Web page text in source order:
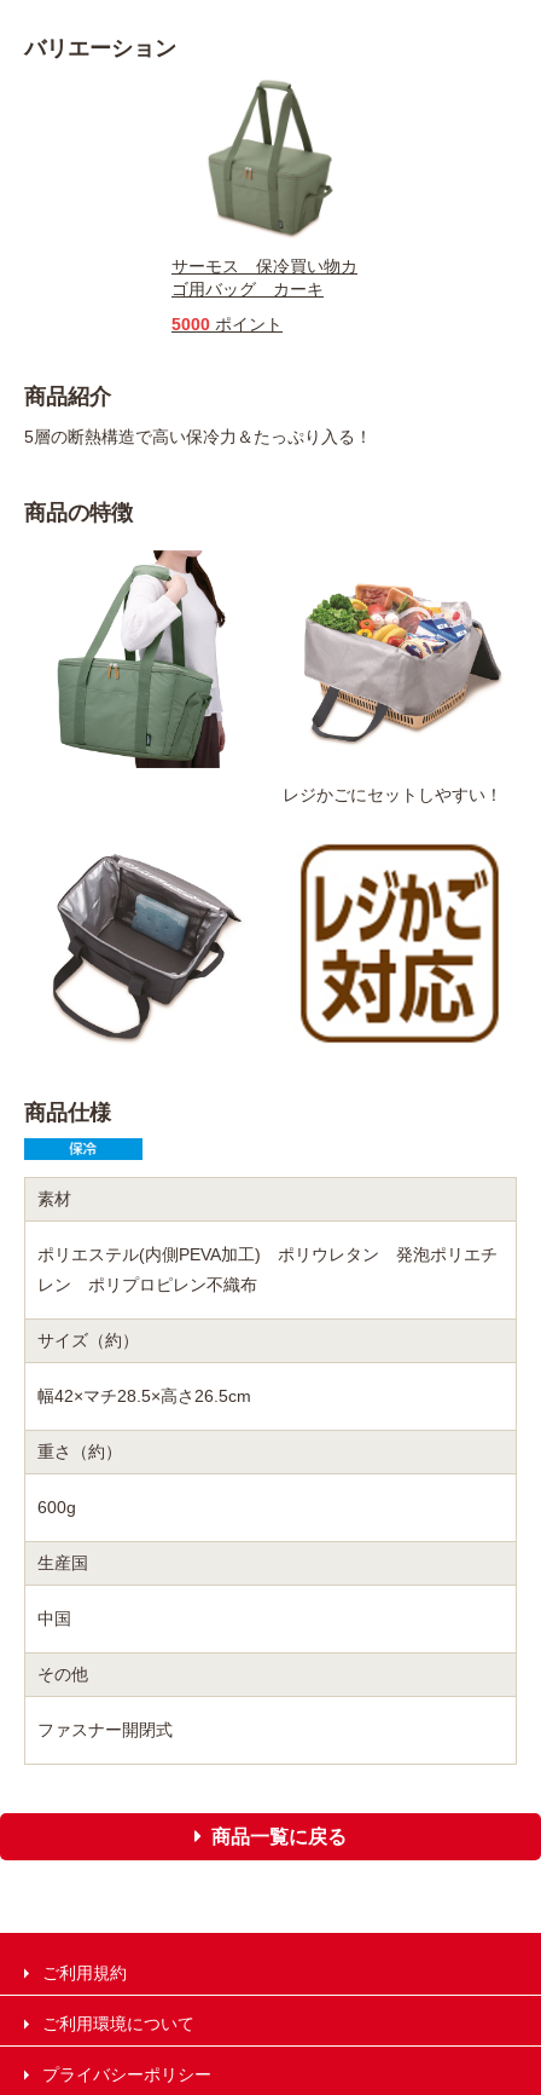
バリエーション
サーモス 保冷買い物カ
ゴ用バッグ カーキ
5000 ポイント
商品紹介
5層の断熱構造で高い保冷力＆たっぷり入る！
商品の特徴
レジかごにセットしやすい！
商品仕様
素材
ポリエステル(内側PEVA加工) ポリウレタン 発泡ポリエチ
レン ポリプロピレン不織布
サイズ（約）
幅42×マチ28.5×高さ26.5cm
重さ（約）
600g
生産国
中国
その他
ファスナー開閉式
商品一覧に戻る
ご利用規約
ご利用環境について
プライバシーポリシー